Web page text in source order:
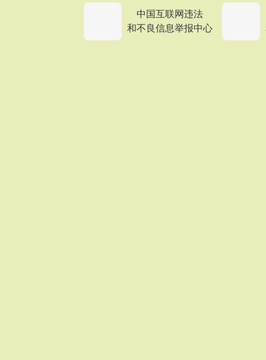
中国互联网违法
和不良信息举报中心